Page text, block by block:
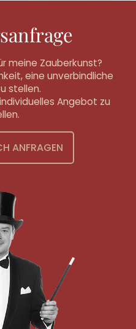
meine Zauberkunst?
eine unverbindliche
stellen.
Angebot zu
ANFRAGEN